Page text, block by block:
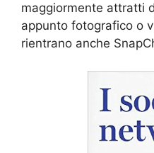
maggiormente attratti
appunto fotografico o
rientrano anche